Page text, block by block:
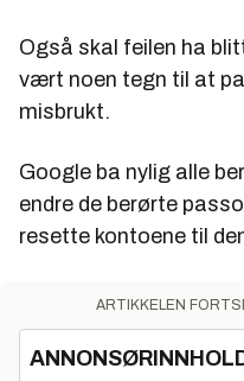
Også skal feilen ha
vært noen tegn til at
misbrukt.
Google ba nylig alle
endre de berørte
resette kontoene til
ARTIKKELEN